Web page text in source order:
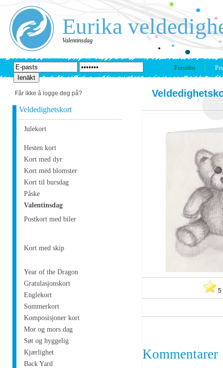
Eurika
Valentinsdag
Forsiden
Får ikke å logge deg på?
Veldedighetskort
Julekort
Hesten kort
Kort med dyr
Kort med blomster
Kort til bursdag
Påske
Valentinsdag
Postkort med biler
Kort med skip
Year of the Dragon
Gratulasjonskort
Englekort
Sommerkort
Komposisjoner kort
Mor og mors dag
Søt og hyggelig
Kjærlighet
Back Yard
Kommentarer